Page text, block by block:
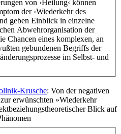
von ›Heilung‹ können
der ›Wiederkehr des
geben Einblick in einzelne
Abwehrorganisation der
Chancen eines komplexen, an
gebundenen Begriffs der
im Selbst- und
Krusche: Von der negativen
erwünschten »Wiederkehr
Blick auf